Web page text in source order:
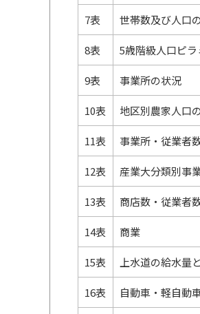
7表 世帯数及び人口
8表 5歳階級人口ピラ
9表 事業所の状況
10表 地区別農家人口
11表 事業所・従業者
12表 産業大分類別事
13表 商店数・従業者
14表 商業
15表 上水道の給水量
16表 自動車・軽自動